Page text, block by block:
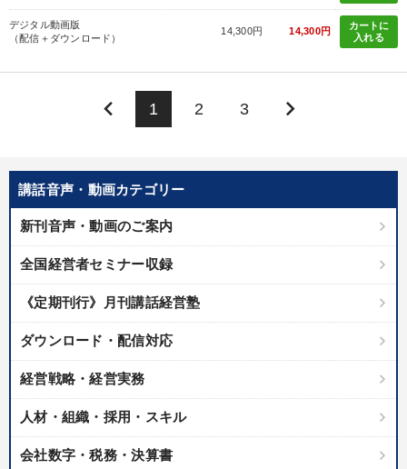
講話音声・動画カテゴリー
新刊音声・動画のご案内
全国経営者セミナー収録
《定期刊行》月刊講話経営塾
ダウンロード・配信対応
経営戦略・経営実務
人材・組織・採用・スキル
会社数字・税務・決算書
デジタル動画版
（配信＋ダウンロード）
14,300円 14,300円
カートに
入れる
keyboard_arrow_left 1 2 3 keyboard_arrow_right